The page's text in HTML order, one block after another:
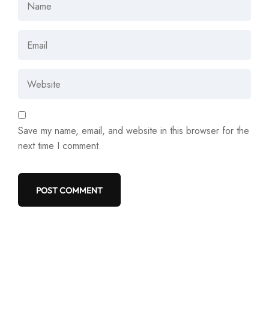
Save my name, email, and website in this browser for the
next time I comment.